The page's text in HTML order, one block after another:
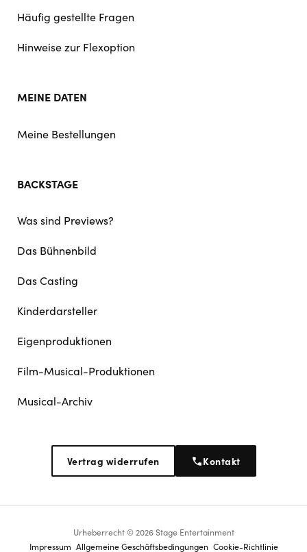
Häufig gestellte Fragen
Hinweise zur Flexoption
MEINE DATEN
Meine Bestellungen
BACKSTAGE
Was sind Previews?
Das Bühnenbild
Das Casting
Kinderdarsteller
Eigenproduktionen
Film-Musical-Produktionen
Musical-Archiv
Vertrag widerrufen Kontakt
Urheberrecht © 2026 Stage Entertainment
FooterImpressum Allgemeine Geschäftsbedingungen Cookie-Richtlinie